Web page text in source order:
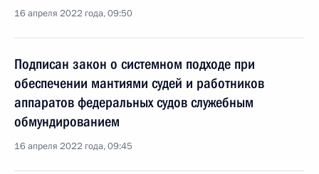
16 апреля 2022 года, 09:50
Подписан закон о системном подходе при
обеспечении мантиями судей и работников
аппаратов федеральных судов служебным
обмундированием
16 апреля 2022 года, 09:45